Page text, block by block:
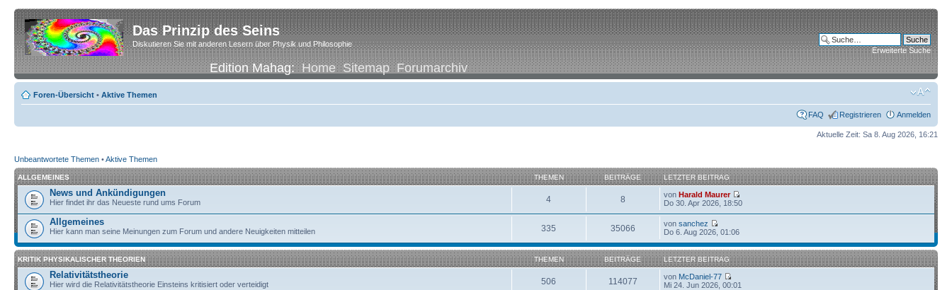
Das Prinzip des Seins
Diskutieren Sie mit anderen Lesern über Physik und Philosophie
Edition Mahag:Home Sitemap Forumarchiv
Erweiterte Suche
Foren-Übersicht • Aktive Themen
FAQ Registrieren Anmelden
Aktuelle Zeit: Sa 8. Aug 2026, 16:21
Unbeantwortete Themen •Aktive Themen
ALLGEMEINES THEMEN BEITRÄGE LETZTER BEITRAG
News und Ankündigungen
Hier findet ihr das Neueste rund ums Forum 4 8 vonHarald Maurer
Do 30. Apr 2026, 18:50
Allgemeines
Hier kann man seine Meinungen zum Forum und andere Neuigkeiten mitteilen 335 35066 vonsanchez
Do 6. Aug 2026, 01:06
KRITIK PHYSIKALISCHER THEORIEN THEMEN BEITRÄGE LETZTER BEITRAG
Relativitätstheorie
Hier wird die Relativitätstheorie Einsteins kritisiert oder verteidigt 506 114077 von McDaniel-77
Mi 24. Jun 2026, 00:01